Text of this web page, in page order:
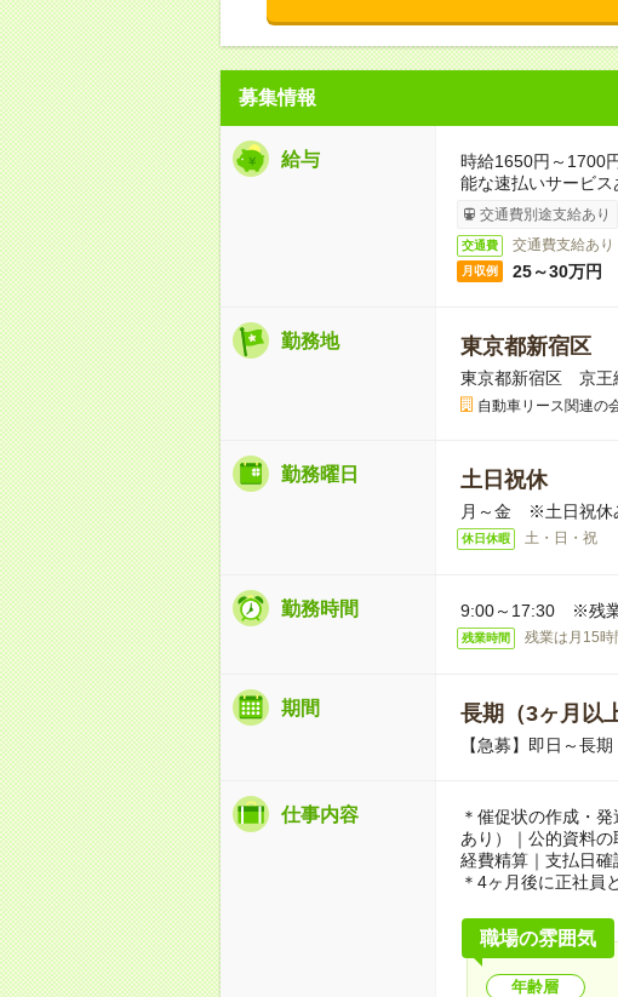
募集情報
給与
時給1650円～1700
能な速払いサービス
交通費別途支給あり
交通費 交通費支給あり
月収例 25～30万円
勤務地 東京都新宿区
東京都新宿区 京王
自動車リース関連の
勤務曜日 土日祝休
月～金 ※土日祝休
休日休暇 土・日・祝
勤務時間 9:00～17:30 ※残業
残業時間 残業は月15時
期間 長期（3ヶ月以
【急募】即日～
仕事内容
＊催促状の作成・
あり）｜公的資料
経費精算｜支払日
＊4ヶ月後に正社員
職場の雰囲気
年齢層